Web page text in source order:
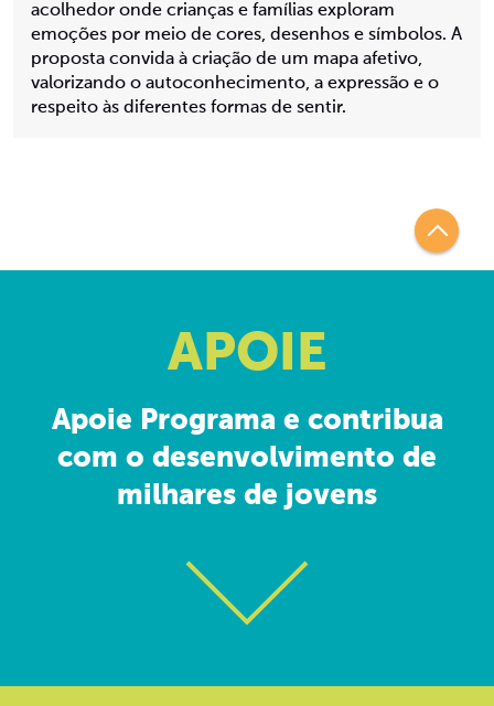
acolhedor onde crianças e famílias exploram
emoções por meio de cores, desenhos e símbolos. A
proposta convida à criação de um mapa afetivo,
valorizando o autoconhecimento, a expressão e o
respeito às diferentes formas de sentir.
APOIE
Apoie Programa e contribua
com o desenvolvimento de
milhares de jovens